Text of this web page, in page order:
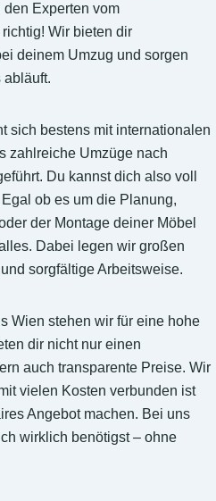
Experten vom
Wir bieten dir
deinem Umzug und sorgen
abläuft.
sich bestens mit internationalen
zahlreiche Umzüge nach
Du kannst dich also voll
ob es um die Planung,
der Montage deiner Möbel
Dabei legen wir großen
sorgfältige Arbeitsweise.
Wien stehen wir für eine hohe
dir nicht nur einen
auch transparente Preise. Wir
vielen Kosten verbunden ist
Angebot machen. Bei uns
wirklich benötigst – ohne